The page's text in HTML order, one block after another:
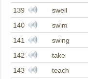
139
swell
140
swim
141
swing
142
take
143
teach